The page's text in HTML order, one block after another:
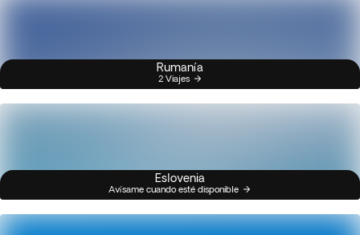
Rumanía
2 Viajes
Eslovenia
Avísame cuando esté disponible